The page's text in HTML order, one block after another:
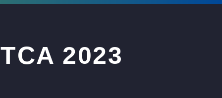
2023